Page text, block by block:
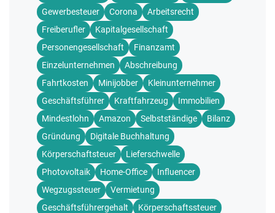
Gewerbesteuer
Corona
Arbeitsrecht
Freiberufler
Kapitalgesellschaft
Personengesellschaft
Finanzamt
Einzelunternehmen
Abschreibung
Fahrtkosten
Minijobber
Kleinunternehmer
Geschäftsführer
Kraftfahrzeug
Immobilien
Mindestlohn
Amazon Selbstständige
Bilanz
Gründung
Digitale Buchhaltung
Körperschaftsteuer
Lieferschwelle
Photovoltaik
Home-Office
Influencer
Wegzugssteuer
Vermietung
Geschäftsführergehalt
Körperschaftssteuer